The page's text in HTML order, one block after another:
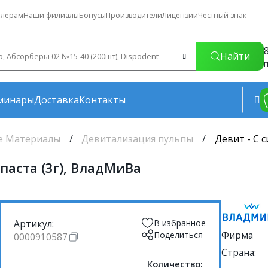
Наши филиалыБонусыПроизводителиЛицензииЧестный знак
Найти
ДоставкаКонтакты
Материалы Девитализация пульпы Девит - С
(3г), ВладМиВа
Артикул:
0000910587
В избранное
Поделиться
Количество:
Фирма
Страна: